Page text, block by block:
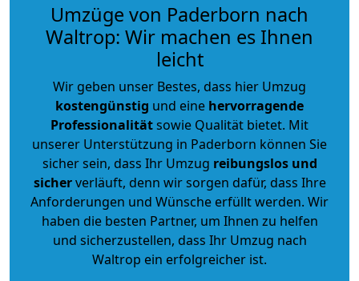
Umzüge von Paderborn nach
Waltrop: Wir machen es Ihnen
leicht
Wir geben unser Bestes, dass hier Umzug
kostengünstig und eine hervorragende
Professionalitätsowie Qualität bietet. Mit
unserer Unterstützung in Paderborn können Sie
sicher sein, dass Ihr Umzug reibungslos und
sicherverläuft, denn wir sorgen dafür, dass Ihre
Anforderungen und Wünsche erfüllt werden. Wir
haben die besten Partner, um Ihnen zu helfen
und sicherzustellen, dass Ihr Umzug nach
Waltrop ein erfolgreicher ist.